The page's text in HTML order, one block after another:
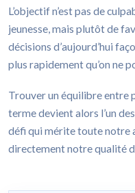
L’objectif n’est pas de
jeunesse, mais plutôt de
décisions d’aujourd’hui
plus rapidement qu’on ne
Trouver un équilibre entre
terme devient alors l’un
défi qui mérite toute notre
directement notre qualité